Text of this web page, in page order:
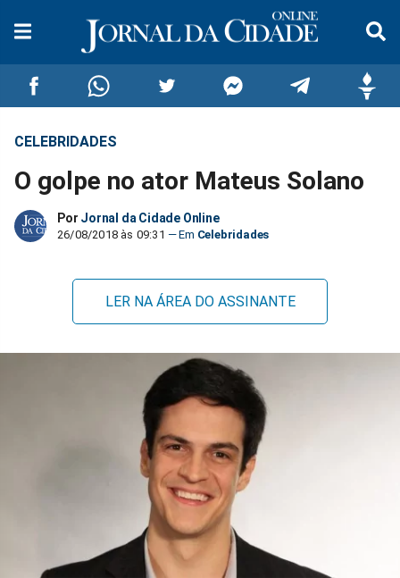
Compartilhar
no
Facebook
Compartilhar
no
Whatsapp
no
Twitter
no
Messenger
no
Telegram
no
CELEBRIDADES
O golpe no ator Mateus Solano
Por Jornal da Cidade Online
26/08/2018 às 09:31 Celebridades
LER NA ÁREA DO ASSINANTE